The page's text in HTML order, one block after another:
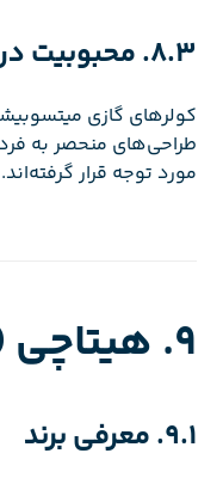
8.3. محبوبیت در بازار ایران
کولرهای گازی
طراحی‌های منحصر به
مورد توجه قرار گرفته‌اند.
9. هیتاچی (Hitachi)
9.1. معرفی برند